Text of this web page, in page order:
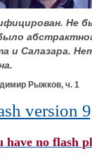
Не
Салазара.
Рыжков, ч. 1
version
have no flash